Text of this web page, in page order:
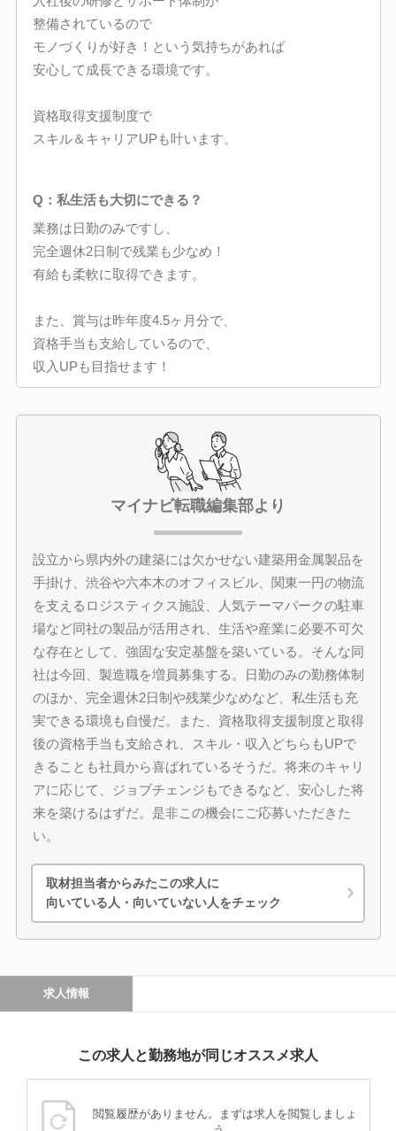
整備されているので
モノづくりが好き！という気持ちがあれば
安心して成長できる環境です。
資格取得支援制度で
スキル＆キャリアUPも叶います。
Q：私生活も大切にできる？
業務は日勤のみですし、
完全週休2日制で残業も少なめ！
有給も柔軟に取得できます。
また、賞与は昨年度4.5ヶ月分で、
資格手当も支給しているので、
収入UPも目指せます！
マイナビ転職編集部より
設立から県内外の建築には欠かせない建築用金属製品を
手掛け、渋谷や六本木のオフィスビル、関東一円の物流
を支えるロジスティクス施設、人気テーマパークの駐車
場など同社の製品が活用され、生活や産業に必要不可欠
な存在として、強固な安定基盤を築いている。そんな同
社は今回、製造職を増員募集する。日勤のみの勤務体制
のほか、完全週休2日制や残業少なめなど、私生活も充
実できる環境も自慢だ。また、資格取得支援制度と取得
後の資格手当も支給され、スキル・収入どちらもUPで
きることも社員から喜ばれているそうだ。将来のキャリ
アに応じて、ジョブチェンジもできるなど、安心した将
来を築けるはずだ。是非この機会にご応募いただきた
い。
取材担当者からみたこの求人に
向いている人・向いていない人をチェック
求人情報
この求人と勤務地が同じオススメ求人
閲覧履歴がありません。まずは求人を閲覧しましょ